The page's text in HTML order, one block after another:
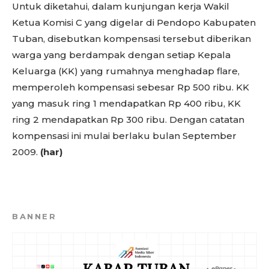
Untuk diketahui, dalam kunjungan kerja Wakil
Ketua Komisi C yang digelar di Pendopo Kabupaten
Tuban, disebutkan kompensasi tersebut diberikan
warga yang berdampak dengan setiap Kepala
Keluarga (KK) yang rumahnya menghadap flare,
memperoleh kompensasi sebesar Rp 500 ribu. KK
yang masuk ring 1 mendapatkan Rp 400 ribu, KK
ring 2 mendapatkan Rp 300 ribu. Dengan catatan
kompensasi ini mulai berlaku bulan September
2009. (har)
BANNER